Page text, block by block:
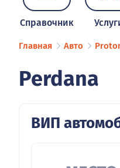
Справочник
Главная Авто
Perdana
ВИП